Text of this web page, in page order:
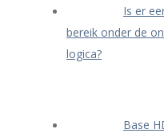
Is er
bereik onder de
logica?
Base